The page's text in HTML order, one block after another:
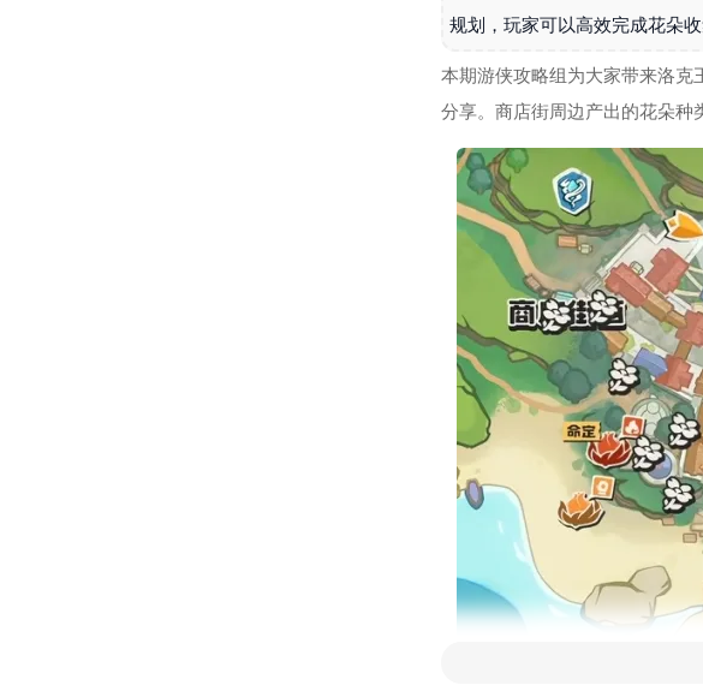
规划，玩家可以高效完成花朵
本期游侠攻略组为大家带来洛克
分享。商店街周边产出的花朵种